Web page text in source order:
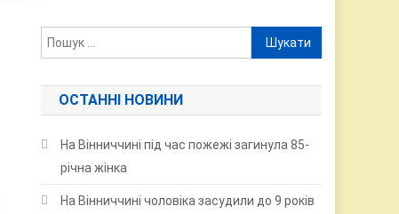
Пошук:
ОСТАННІ НОВИНИ
На Вінниччині під час пожежі загинула 85-
річна жінка
На Вінниччині чоловіка засудили до 9 років